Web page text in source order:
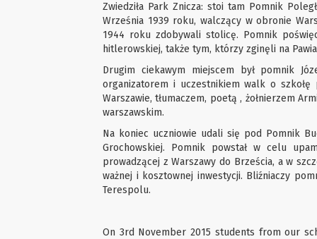
Zwiedziła Park Znicza: stoi tam Pomnik
Września 1939 roku, walczący w obronie
1944 roku zdobywali stolicę. Pomnik
hitlerowskiej, także tym, którzy zginęli na
Drugim ciekawym miejscem był pomnik
organizatorem i uczestnikiem walk o szkołę
Warszawie, tłumaczem, poetą , żołnierzem
warszawskim.
Na koniec uczniowie udali się pod Pomnik
Grochowskiej. Pomnik powstał w celu
prowadzącej z Warszawy do Brześcia, a w
ważnej i kosztownej inwestycji. Bliźniaczy
Terespolu.
On 3rd November 2015 students from our